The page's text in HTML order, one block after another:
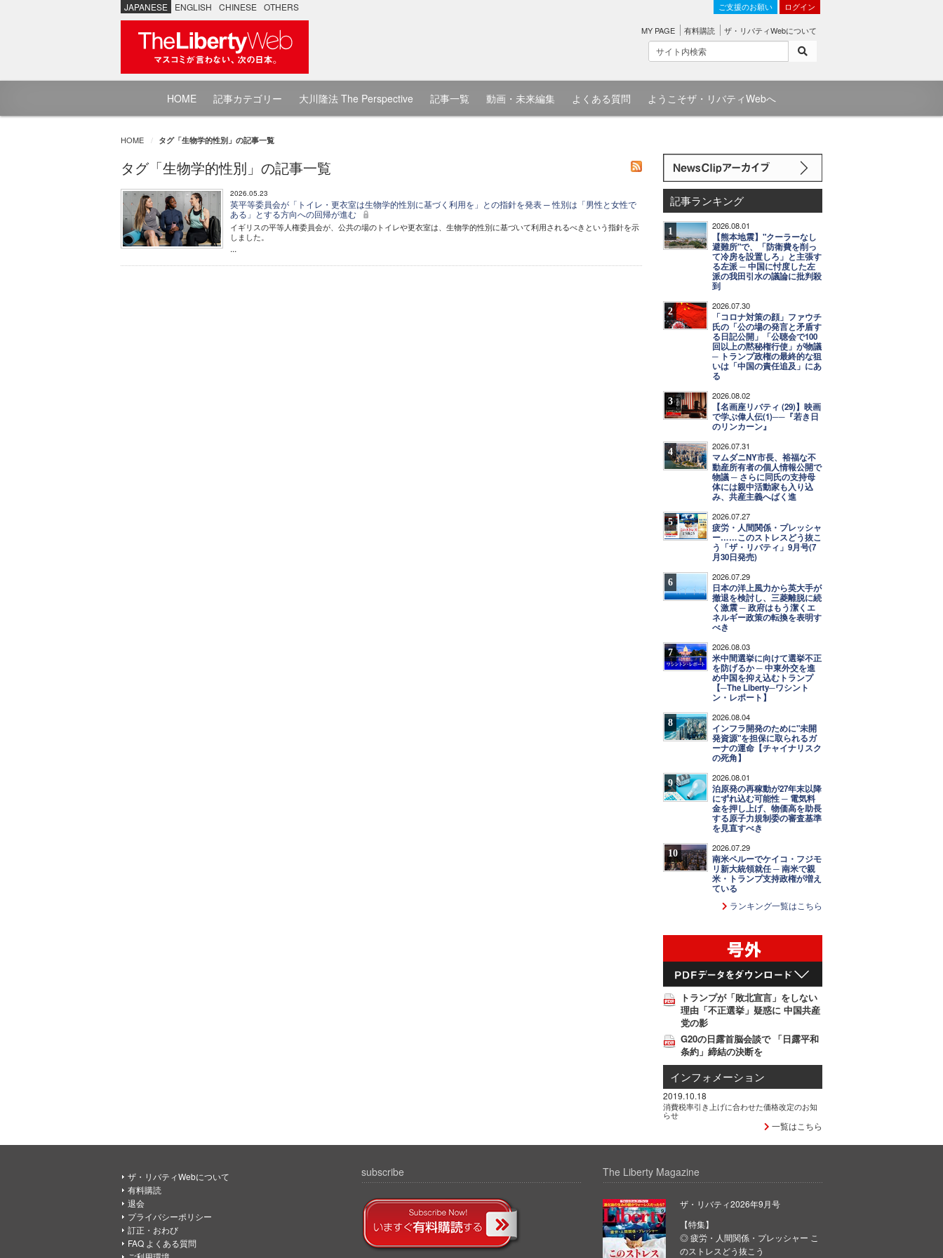
JAPANESE ENGLISH CHINESE OTHERS ご支援のお願い ログイン
MY PAGE 有料購読 ザ・リバティWebについて
HOME 記事カテゴリー 大川隆法 The Perspective 記事一覧 動画・未来編集 よくある質問 ようこそザ・リバティWebへ
HOME タグ「生物学的性別」の記事一覧
タグ「生物学的性別」の記事一覧
2026.05.23
英平等委員会が「トイレ・更衣室は生物学的性別に基づく利用を」との指針を発表 ─ 性別は「男性と女性で
ある」とする方向への回帰が進む
イギリスの平等人権委員会が、公共の場のトイレや更衣室は、生物学的性別に基づいて利用されるべきという指針を示
しました。
...
記事ランキング
1 2026.08.01
【熊本地震】"クーラーなし
避難所"で、「防衛費を削っ
て冷房を設置しろ」と主張す
る左派 ─ 中国に忖度した左
派の我田引水の議論に批判殺
到
2 2026.07.30
「コロナ対策の顔」ファウチ
氏の「公の場の発言と矛盾す
る日記公開」「公聴会で100
回以上の黙秘権行使」が物議
─ トランプ政権の最終的な狙
いは「中国の責任追及」にあ
る
3 2026.08.02
【名画座リバティ (29)】映画
で学ぶ偉人伝(1)──『若き日
のリンカーン』
4 2026.07.31
マムダニNY市長、裕福な不
動産所有者の個人情報公開で
物議 ─ さらに同氏の支持母
体には親中活動家も入り込
み、共産主義へばく進
5 2026.07.27
疲労・人間関係・プレッシャ
ー……このストレスどう抜こ
う「ザ・リバティ」9月号(7
月30日発売)
6 2026.07.29
日本の洋上風力から英大手が
撤退を検討し、三菱離脱に続
く激震 ─ 政府はもう潔くエ
ネルギー政策の転換を表明す
べき
7 2026.08.03
米中間選挙に向けて選挙不正
を防げるか ─ 中東外交を進
め中国を抑え込むトランプ
【─The Liberty─ワシント
ン・レポート】
8 2026.08.04
インフラ開発のために"未開
発資源"を担保に取られるガ
ーナの運命【チャイナリスク
の死角】
9 2026.08.01
泊原発の再稼動が27年末以降
にずれ込む可能性 ─ 電気料
金を押し上げ、物価高を助長
する原子力規制委の審査基準
を見直すべき
10 2026.07.29
南米ペルーでケイコ・フジモ
リ新大統領就任 ─ 南米で親
米・トランプ支持政権が増え
ている
ランキング一覧はこちら
トランプが「敗北宣言」をしない
理由「不正選挙」疑惑に 中国共産
党の影
G20の日露首脳会談で 「日露平和
条約」締結の決断を
インフォメーション
2019.10.18
消費税率引き上げに合わせた価格改定のお知
らせ
一覧はこちら
ザ・リバティWebについて
有料購読
退会
プライバシーポリシー
訂正・おわび
FAQ よくある質問
subscribe The Liberty Magazine
ザ・リバティ2026年9月号
【特集】
◎ 疲労・人間関係・プレッシャー こ
のストレスどう抜こう